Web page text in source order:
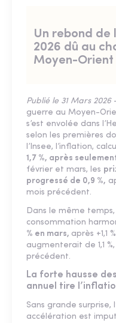
Un rebond de
2026 dû au
Moyen-Orient
Publié le 31 Mars 2026-
guerre au Moyen-
s’est envolée dans
selon les premières
l’Insee, l’inflation,
1,7 %, après
février et mars, les
progressé de 0,9 %,
mois précédent.
Dans le même temps,
consommation
% en mars, après +1,1
augmenterait de 1,1
précédent.
La forte hausse
annuel tire
Sans grande surprise,
accélération est